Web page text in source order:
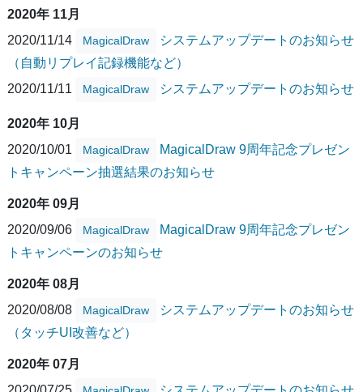
2020年 11月
2020/11/14
MagicalDraw
システムアップデートのお知らせ
（自動リプレイ記録機能など）
2020/11/11
MagicalDraw システムアップデートのお知らせ
2020年 10月
2020/10/01
MagicalDraw
MagicalDraw 9周年記念プレゼン
トキャンペーン抽選結果のお知らせ
2020年 09月
2020/09/06
MagicalDraw
MagicalDraw 9周年記念プレゼン
トキャンペーンのお知らせ
2020年 08月
2020/08/08
MagicalDraw
システムアップデートのお知らせ
（タッチUI改善など）
2020年 07月